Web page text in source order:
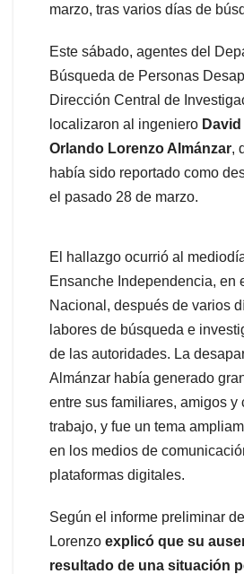
marzo, tras varios días de
Este sábado, agentes del
Búsqueda de Personas
Dirección Central de
localizaron al ingeniero David
Orlando Lorenzo Almánzar,
había sido reportado como
el pasado 28 de marzo.
El hallazgo ocurrió al
Ensanche Independencia, en
Nacional, después de varios
labores de búsqueda e
de las autoridades. La
Almánzar había generado
entre sus familiares, amigos y
trabajo, y fue un tema
en los medios de
plataformas digitales.
Según el informe preliminar
Lorenzo explicó que su
resultado de una situación